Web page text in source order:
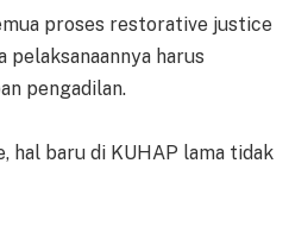
proses restorative justice
pelaksanaannya harus
pengadilan.
hal baru di KUHAP lama tidak